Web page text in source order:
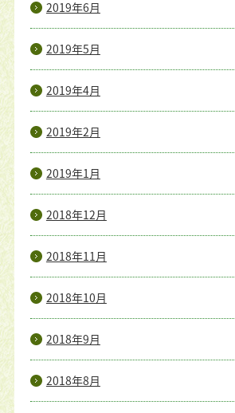
2019年6月
2019年5月
2019年4月
2019年2月
2019年1月
2018年12月
2018年11月
2018年10月
2018年9月
2018年8月